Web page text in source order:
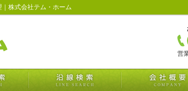
株式会社テム・ホーム
営